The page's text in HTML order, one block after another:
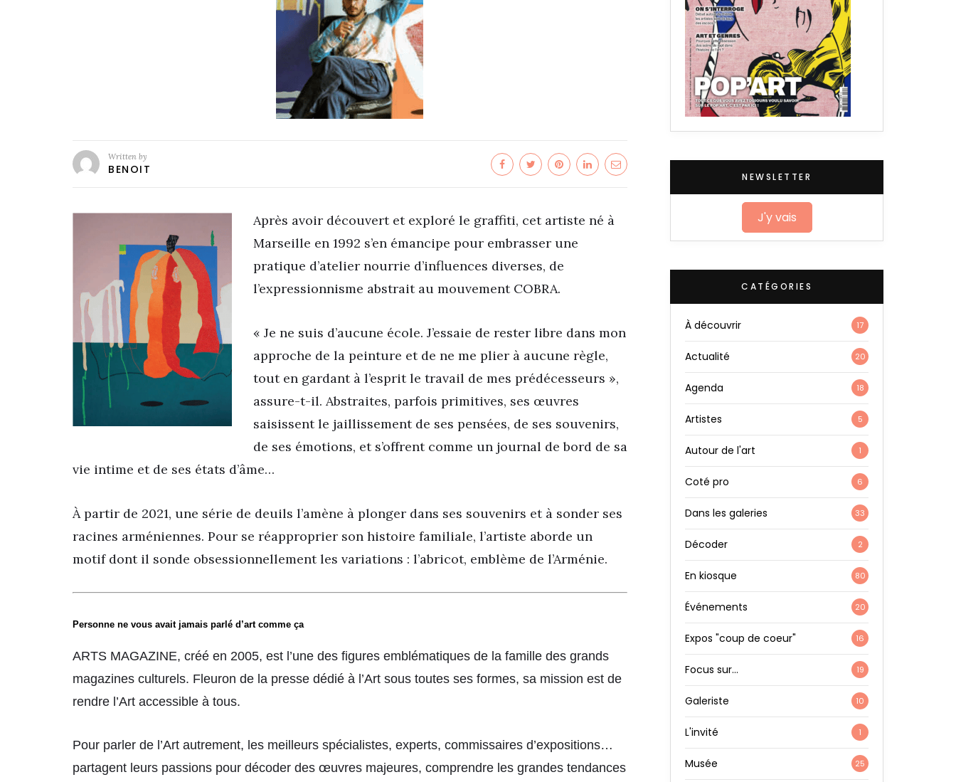
Written by
BENOIT
Après avoir découvert et exploré le graffiti, cet artiste né à
Marseille en 1992 s’en émancipe pour embrasser une
pratique d’atelier nourrie d’influences diverses, de
l’expressionnisme abstrait au mouvement COBRA.
« Je ne suis d’aucune école. J’essaie de rester libre dans mon
approche de la peinture et de ne me plier à aucune règle,
tout en gardant à l’esprit le travail de mes prédécesseurs »,
assure-t-il. Abstraites, parfois primitives, ses œuvres
saisissent le jaillissement de ses pensées, de ses souvenirs,
de ses émotions, et s’offrent comme un journal de bord de sa
vie intime et de ses états d’âme…
À partir de 2021, une série de deuils l’amène à plonger dans ses souvenirs et à sonder ses
racines arméniennes. Pour se réapproprier son histoire familiale, l’artiste aborde un
motif dont il sonde obsessionnellement les variations : l’abricot, emblème de l’Arménie.
Personne ne vous avait jamais parlé d’art comme ça
ARTS MAGAZINE, créé en 2005, est l’une des figures emblématiques de la famille des grands
magazines culturels. Fleuron de la presse dédié à l’Art sous toutes ses formes, sa mission est de
rendre l’Art accessible à tous.
Pour parler de l’Art autrement, les meilleurs spécialistes, experts, commissaires d’expositions…
partagent leurs passions pour décoder des œuvres majeures, comprendre les grandes tendances
NEWSLETTER
J'y vais
CATÉGORIES
À découvrir 17
Actualité 20
Agenda 18
Artistes 5
Autour de l'art 1
Coté pro 6
Dans les galeries 33
Décoder 2
En kiosque 80
Événements 20
Expos "coup de coeur" 16
Focus sur… 19
Galeriste 10
L'invité 1
Musée 25